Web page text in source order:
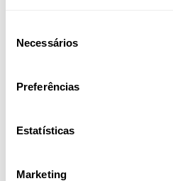
Necessários
Preferências
Estatísticas
Marketing